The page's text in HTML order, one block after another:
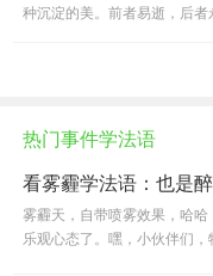
种沉淀的美。前者易逝，后
热门事件学法语
看雾霾学法语：也是醉
雾霾天，自带喷雾效果，哈
乐观心态了。嘿，小伙伴们